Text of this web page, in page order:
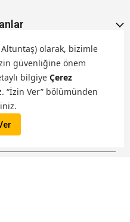
olarak, bizimle
güvenliğine önem
bilgiye Çerez
“İzin Ver” bölümünden